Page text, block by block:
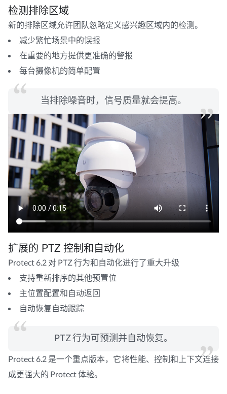
检测排除区域
新的排除区域允许团队忽略定义感兴趣区域内的检测。
减少繁忙场景中的误报
在重要的地方提供更准确的警报
每台摄像机的简单配置
当排除噪音时，信号质量就会提高。
扩展的 PTZ 控制和自动化
Protect 6.2 对 PTZ 行为和自动化进行了重大升级
支持重新排序的其他预置位
主位置配置和自动返回
自动恢复自动跟踪
PTZ 行为可预测并自动恢复。
Protect 6.2 是一个重点版本，它将性能、控制和上下文连接
成更强大的 Protect 体验。